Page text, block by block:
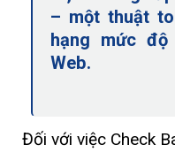
– một thuật
hạng mức
Web.
Đối với việc Check